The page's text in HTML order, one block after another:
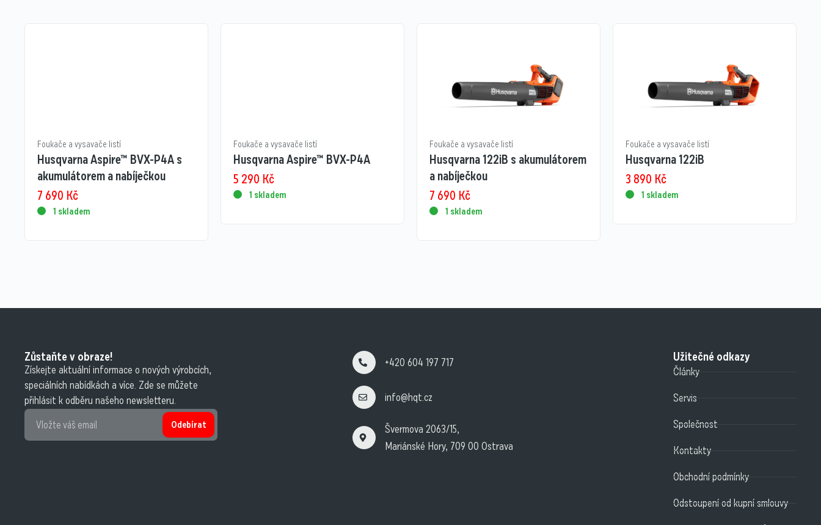
Foukače a vysavače listí
Husqvarna Aspire™ BVX-P4A s
akumulátorem a nabíječkou
7 690 Kč
1 skladem
Foukače a vysavače listí
Husqvarna Aspire™ BVX-P4A
5 290 Kč
1 skladem
Foukače a vysavače listí
Husqvarna 122iB s akumulátorem
a nabíječkou
7 690 Kč
1 skladem
Foukače a vysavače listí
Husqvarna 122iB
3 890 Kč
1 skladem
Zůstaňte v obraze!
Získejte aktuální informace o nových výrobcích,
speciálních nabídkách a více. Zde se můžete
přihlásit k odběru našeho newsletteru.
Odebírat
+420 604 197 717
info@hqt.cz
Švermova 2063/15,
Mariánské Hory, 709 00 Ostrava
Užitečné odkazy
Články
Servis
Společnost
Kontakty
Obchodní podmínky
Odstoupení od kupní smlouvy